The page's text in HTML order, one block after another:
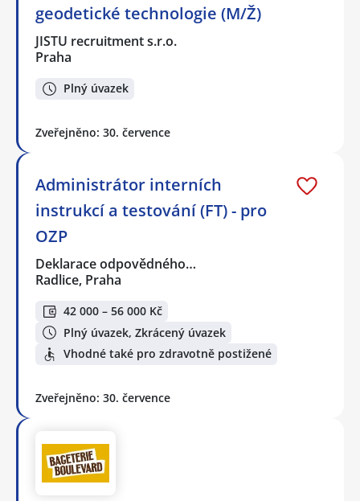
geodetické technologie (M/Ž)
JISTU recruitment s.r.o.
Praha
Plný úvazek
Zveřejněno: 30. července
Administrátor interních
instrukcí a testování (FT) - pro
OZP
Deklarace odpovědného…
Radlice, Praha
42 000 – 56 000 Kč
Plný úvazek, Zkrácený úvazek
Vhodné také pro zdravotně postižené
Zveřejněno: 30. července